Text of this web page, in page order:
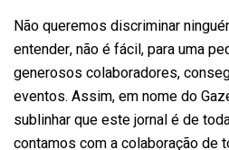
Não queremos discriminar
entender, não é fácil, para uma
generosos colaboradores,
eventos. Assim, em nome do
sublinhar que este jornal é de
contamos com a colaboração de